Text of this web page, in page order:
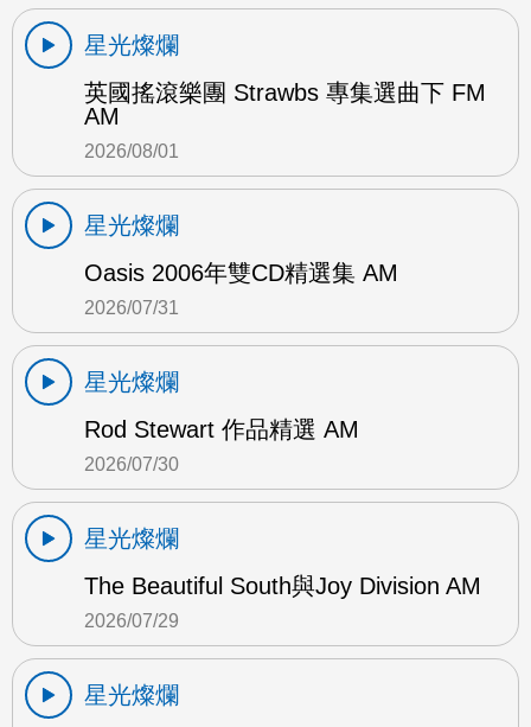
星光燦爛
英國搖滾樂團 Strawbs 專集選曲下 FM
AM
2026/08/01
星光燦爛
Oasis 2006年雙CD精選集 AM
2026/07/31
星光燦爛
Rod Stewart 作品精選 AM
2026/07/30
星光燦爛
The Beautiful South與Joy Division AM
2026/07/29
星光燦爛